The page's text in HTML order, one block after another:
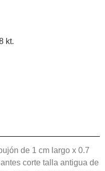
kt.
de 1 cm largo x 0.7
corte talla antigua de